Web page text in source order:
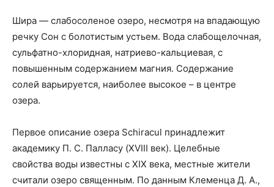
Шира — слабосоленое озеро, несмотря на впадающую
речку Сон с болотистым устьем. Вода слабощелочная,
сульфатно-хлоридная, натриево-кальциевая, с
повышенным содержанием магния. Содержание
солей варьируется, наиболее высокое – в центре
озера.
Первое описание озера Schiracul принадлежит
академику П. С. Палласу (XVIII век). Целебные
свойства воды известны с XIX века, местные жители
считали озеро священным. По данным Клеменца Д. А.,